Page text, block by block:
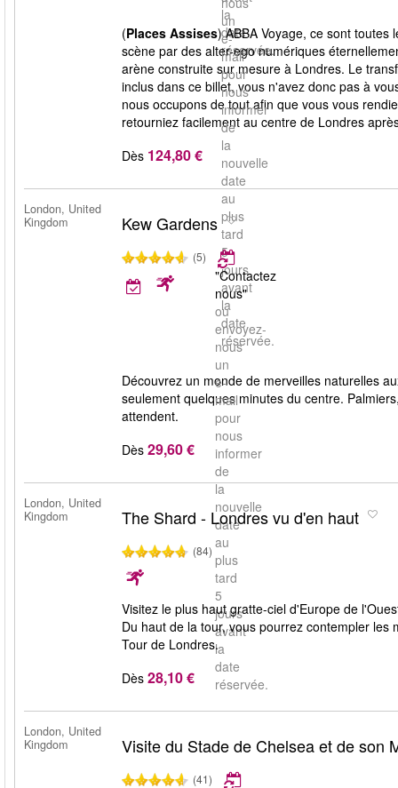
la
date
réservée.
un
e-
mail
pour
nous
informer
de
la
nouvelle
date
au
plus
tard
5
jours
avant
la
date
réservée.
(Places Assises) ABBA Voyage, ce sont toutes
scène par des alter-ego numériques
arène construite sur mesure à Londres. Le
inclus dans ce billet, vous n'avez donc pas à
nous occupons de tout afin que vous vous
retourniez facilement au centre de Londres
Dès 124,80 €
London, United
Kingdom
Kew Gardens
(5)
"Contactez
nous"
ou
envoyez-
nous
un
e-
mail
pour
nous
informer
de
la
nouvelle
date
au
plus
tard
5
jours
avant
la
date
réservée.
Découvrez un monde de merveilles naturelles
seulement quelques minutes du centre.
attendent.
Dès 29,60 €
London, United
Kingdom
The Shard - Londres vu d'en haut
(84)
Visitez le plus haut gratte-ciel d'Europe de
Du haut de la tour, vous pourrez contempler
Tour de Londres.
Dès 28,10 €
London, United
Kingdom
Visite du Stade de Chelsea et de son
(41)